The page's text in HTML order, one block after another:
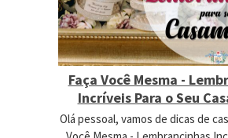
Faça Você Mesma -
Incríveis Para o Seu
Olá pessoal, vamos de dicas de